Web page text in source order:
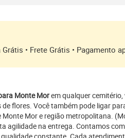
• Frete Grátis • Pagamento
Monte Morem qualquer
flores. Você também pode ligar
Mor e região metropolitana.
agilidade na entrega. Contamos